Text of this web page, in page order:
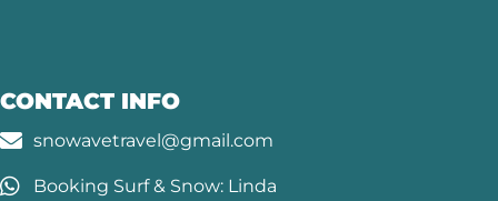
CONTACT INFO
snowavetravel@gmail.com
Booking Surf & Snow: Linda